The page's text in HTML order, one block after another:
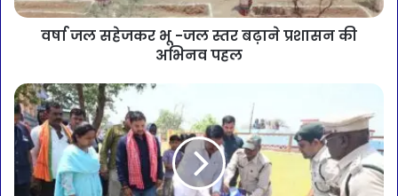
वर्षा जल सहेजकर भू -जल स्तर बढ़ाने प्रशासन की
अभिनव पहल